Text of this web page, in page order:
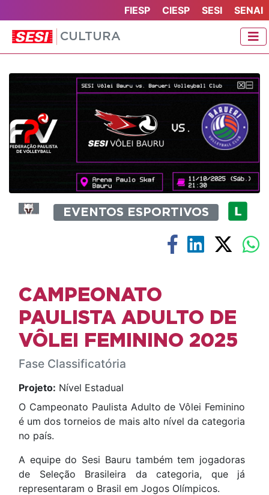
FIESP CIESP SESI SENAI
CULTURA
EVENTOS ESPORTIVOS
CAMPEONATO
PAULISTA ADULTO DE
VÔLEI FEMININO 2025
Fase Classificatória
Projeto: Nível Estadual
O Campeonato Paulista Adulto de Vôlei Feminino
é um dos torneios de mais alto nível da categoria
no país.
A equipe do Sesi Bauru também tem jogadoras
de Seleção Brasileira da categoria, que já
representaram o Brasil em Jogos Olímpicos.